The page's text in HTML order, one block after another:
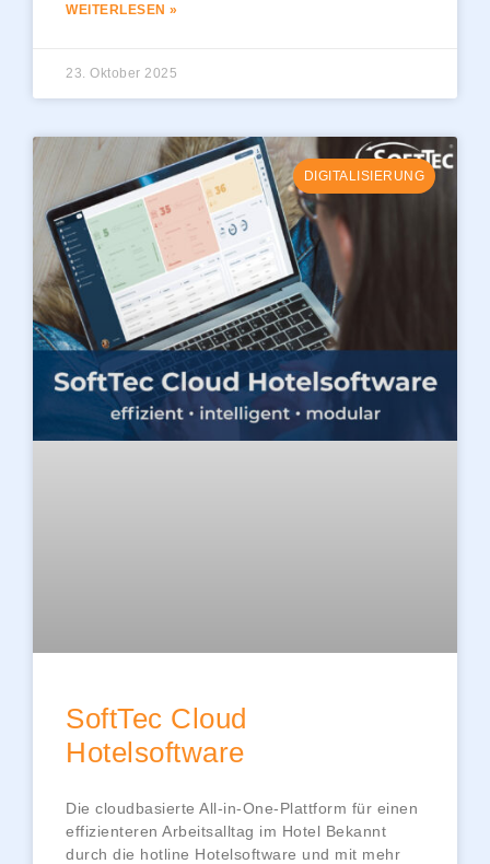
WEITERLESEN »
23. Oktober 2025
DIGITALISIERUNG
SoftTec Cloud
Hotelsoftware
Die cloudbasierte All-in-One-Plattform für einen
effizienteren Arbeitsalltag im Hotel Bekannt
durch die hotline Hotelsoftware und mit mehr